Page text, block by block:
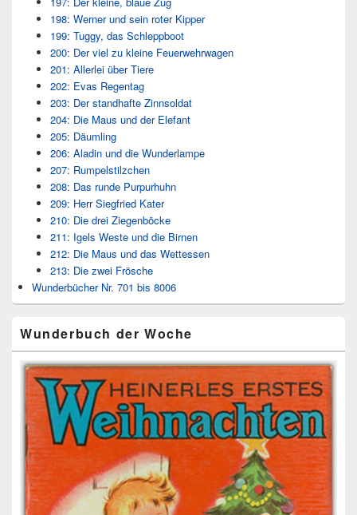
198: Werner und sein roter Kipper
199: Tuggy, das Schleppboot
200: Der viel zu kleine Feuerwehrwagen
201: Allerlei über Tiere
202: Evas Regentag
203: Der standhafte Zinnsoldat
204: Die Maus und der Elefant
205: Däumling
206: Aladin und die Wunderlampe
207: Rumpelstilzchen
208: Das runde Purpurhuhn
209: Herr Siegfried Kater
210: Die drei Ziegenböcke
211: Igels Weste und die Birnen
212: Die Maus und das Wettessen
213: Die zwei Frösche
Wunderbücher Nr. 701 bis 8006
Wunderbuch der Woche